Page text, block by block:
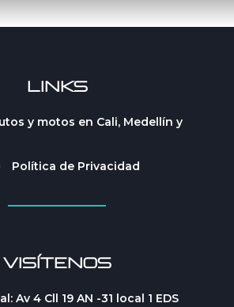
LINKS
y motos en Cali, Medellín y
Política de Privacidad
VISÍTENOS
Av 4 Cll 19 AN -31 local 1 EDS